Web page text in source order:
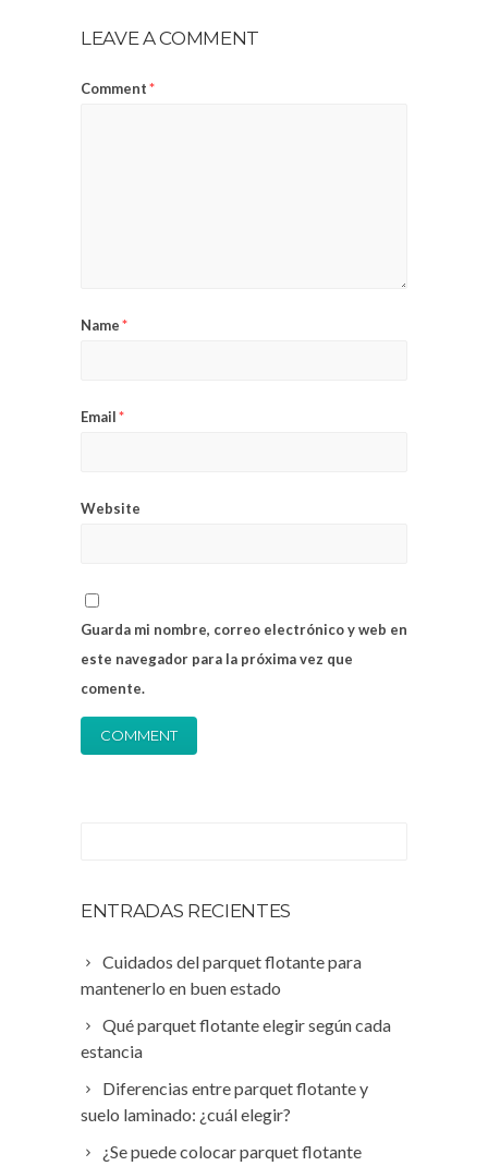
LEAVE A COMMENT
Comment*
Name*
Email*
Website
Guarda mi nombre, correo electrónico y web en
este navegador para la próxima vez que
comente.
ENTRADAS RECIENTES
Cuidados del parquet flotante para
mantenerlo en buen estado
Qué parquet flotante elegir según cada
estancia
Diferencias entre parquet flotante y
suelo laminado: ¿cuál elegir?
¿Se puede colocar parquet flotante